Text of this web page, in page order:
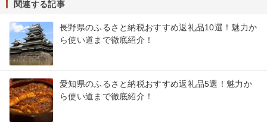
関連する記事
長野県のふるさと納税おすすめ返礼品10選！魅力か
ら使い道まで徹底紹介！
愛知県のふるさと納税おすすめ返礼品5選！魅力か
ら使い道まで徹底紹介！